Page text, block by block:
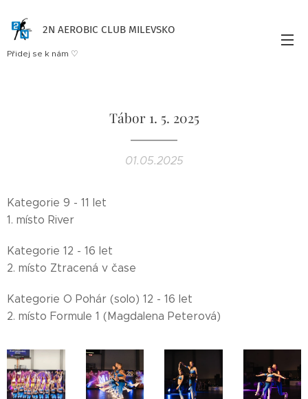
2N AEROBIC CLUB MILEVSKO
Přidej se k nám ♡
Tábor 1. 5. 2025
01.05.2025
Kategorie 9 - 11 let
1. místo River
Kategorie 12 - 16 let
2. místo Ztracená v čase
Kategorie O Pohár (solo) 12 - 16 let
2. místo Formule 1 (Magdalena Peterová)